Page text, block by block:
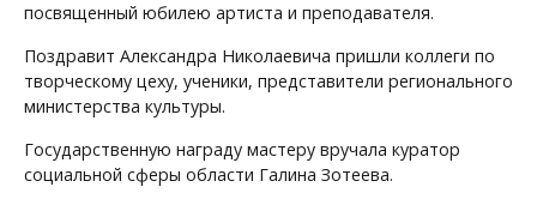
посвященный юбилею артиста и преподавателя.
Поздравит Александра Николаевича пришли коллеги по
творческому цеху, ученики, представители регионального
министерства культуры.
Государственную награду мастеру вручала куратор
социальной сферы области Галина Зотеева.